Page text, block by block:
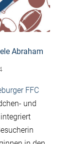
Abraham
FFC
und